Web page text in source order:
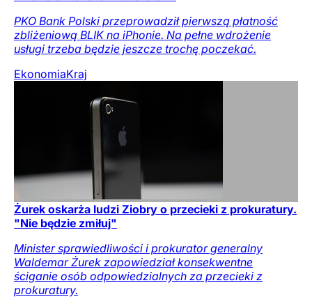
PKO Bank Polski przeprowadził pierwszą płatność
zbliżeniową BLIK na iPhonie. Na pełne wdrożenie
usługi trzeba będzie jeszcze trochę poczekać.
EkonomiaKraj
Żurek oskarża ludzi Ziobry o przecieki z prokuratury.
"Nie będzie zmiłuj"
Minister sprawiedliwości i prokurator generalny
Waldemar Żurek zapowiedział konsekwentne
ściganie osób odpowiedzialnych za przecieki z
prokuratury.